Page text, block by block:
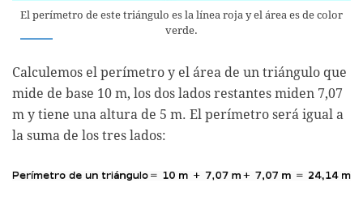
El perímetro de este triángulo es la línea roja y el área es de color
verde.
Calculemos el perímetro y el área de un triángulo que
mide de base 10 m, los dos lados restantes miden 7,07
m y tiene una altura de 5 m. El perímetro será igual a
la suma de los tres lados: